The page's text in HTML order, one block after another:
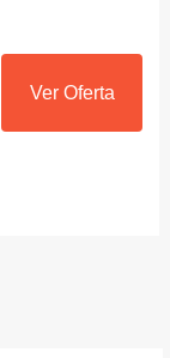
Ver Oferta